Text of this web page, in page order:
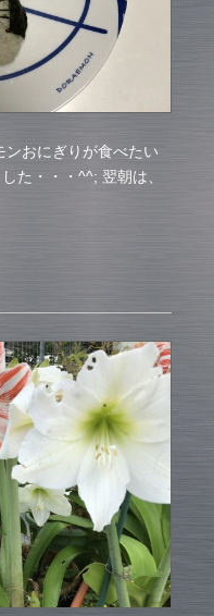
おにぎりが食べたい
た・・・^^; 翌朝は、